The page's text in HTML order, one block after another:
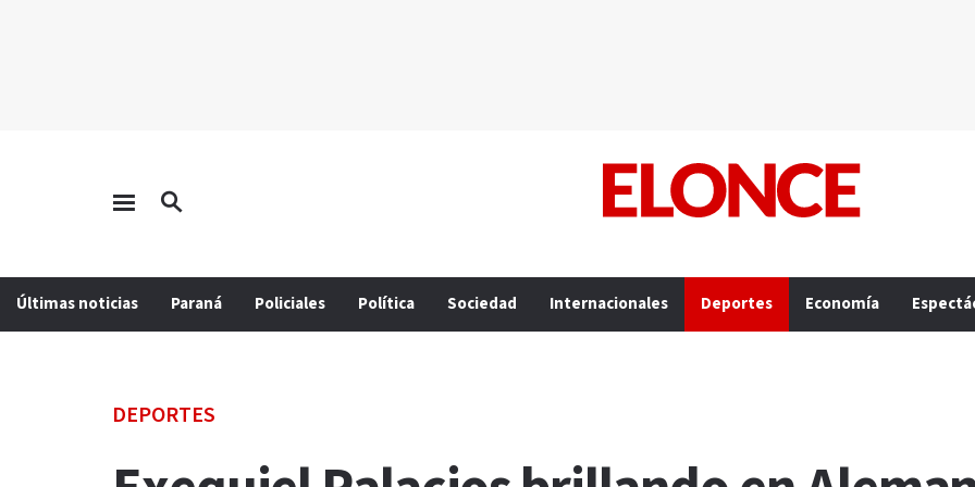
Últimas noticias Paraná Policiales Política Sociedad Internacionales Deportes Economía
DEPORTES